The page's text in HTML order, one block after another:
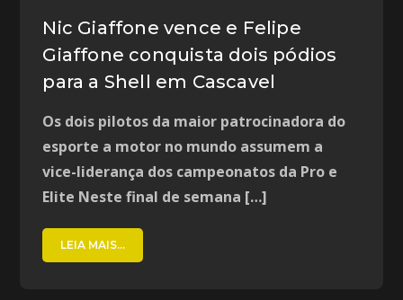
Nic Giaffone vence e Felipe
Giaffone conquista dois pódios
para a Shell em Cascavel
Os dois pilotos da maior patrocinadora do
esporte a motor no mundo assumem a
vice-liderança dos campeonatos da Pro e
Elite Neste final de semana […]
LEIA MAIS...